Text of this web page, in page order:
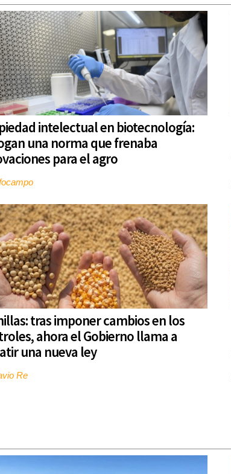
intelectual en biotecnología:
una norma que frenaba
para el agro
tras imponer cambios en los
ahora el Gobierno llama a
una nueva ley
Re